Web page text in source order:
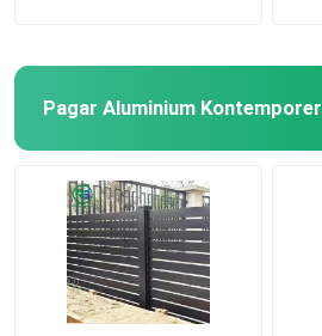
Pagar Aluminium Kontemporer